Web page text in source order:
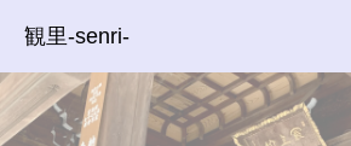
観里-senri-